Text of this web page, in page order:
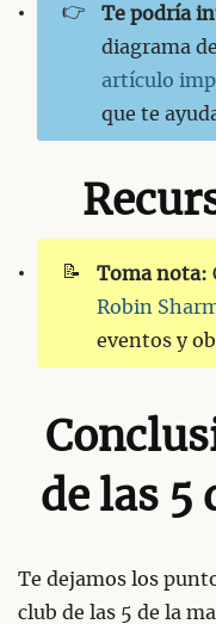
👉 Te podría
diagrama
artículo
que te
📝 Toma nota:
Robin
eventos y
de las 5
Te dejamos los
club de las 5 de la